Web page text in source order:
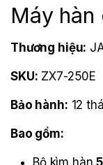
Máy hàn
Thương hiệu:
SKU: ZX7-250E
Bảo hành: 12
Bao gồm:
Bộ kìm hàn